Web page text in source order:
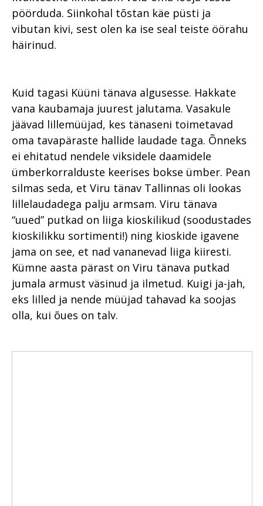
pöörduda. Siinkohal tõstan käe püsti ja
vibutan kivi, sest olen ka ise seal teiste öörahu
häirinud.
Kuid tagasi Küüni tänava algusesse. Hakkate
vana kaubamaja juurest jalutama. Vasakule
jäävad lillemüüjad, kes tänaseni toimetavad
oma tavapäraste hallide laudade taga. Õnneks
ei ehitatud nendele viksidele daamidele
ümberkorralduste keerises bokse ümber. Pean
silmas seda, et Viru tänav Tallinnas oli lookas
lillelaudadega palju armsam. Viru tänava
“uued” putkad on liiga kioskilikud (soodustades
kioskilikku sortimenti!) ning kioskide igavene
jama on see, et nad vananevad liiga kiiresti.
Kümne aasta pärast on Viru tänava putkad
jumala armust väsinud ja ilmetud. Kuigi ja-jah,
eks lilled ja nende müüjad tahavad ka soojas
olla, kui õues on talv.